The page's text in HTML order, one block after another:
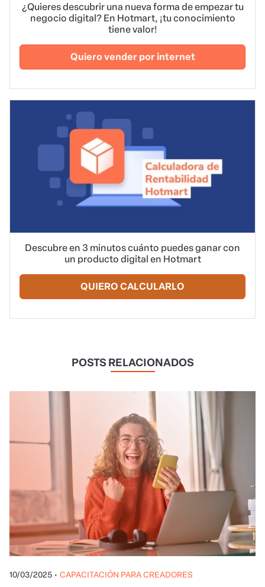
¿Quieres descubrir una nueva forma de empezar tu
negocio digital? En Hotmart, ¡tu conocimiento
tiene valor!
Quiero vender por internet
Descubre en 3 minutos cuánto puedes ganar con
un producto digital en Hotmart
QUIERO CALCULARLO
POSTS RELACIONADOS
10/03/2025 • CAPACITACIÓN PARA CREADORES